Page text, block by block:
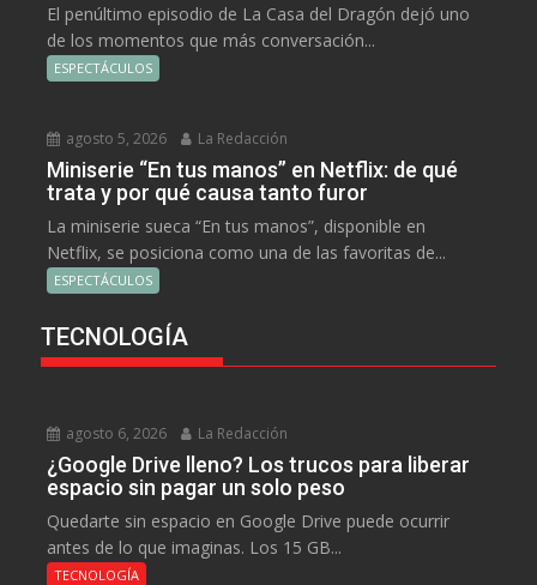
El penúltimo episodio de La Casa del Dragón dejó uno
de los momentos que más conversación...
ESPECTÁCULOS
agosto 5, 2026 La Redacción
Miniserie “En tus manos” en Netflix: de qué
trata y por qué causa tanto furor
La miniserie sueca “En tus manos”, disponible en
Netflix, se posiciona como una de las favoritas de...
ESPECTÁCULOS
TECNOLOGÍA
agosto 6, 2026 La Redacción
¿Google Drive lleno? Los trucos para liberar
espacio sin pagar un solo peso
Quedarte sin espacio en Google Drive puede ocurrir
antes de lo que imaginas. Los 15 GB...
TECNOLOGÍA